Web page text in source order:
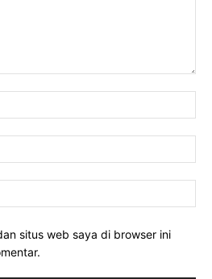
situs web saya di browser ini